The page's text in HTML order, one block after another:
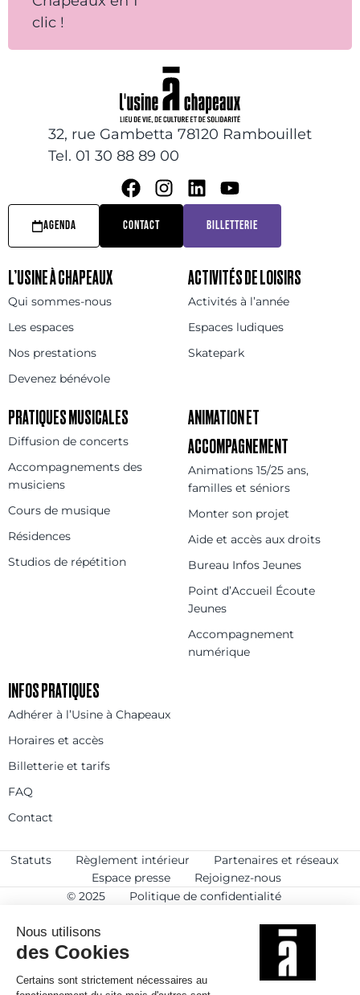
clic !
32, rue Gambetta 78120 Rambouillet
Tel. 01 30 88 89 00
AGENDA CONTACT BILLETTERIE
L’USINE À CHAPEAUX
Qui sommes-nous
Les espaces
Nos prestations
Devenez bénévole
ACTIVITÉS DE LOISIRS
Activités à l’année
Espaces ludiques
Skatepark
PRATIQUES MUSICALES
Diffusion de concerts
Accompagnements des
musiciens
Cours de musique
Résidences
Studios de répétition
ANIMATION ET
ACCOMPAGNEMENT
Animations 15/25 ans,
familles et séniors
Monter son projet
Aide et accès aux droits
Bureau Infos Jeunes
Point d’Accueil Écoute
Jeunes
Accompagnement
numérique
INFOS PRATIQUES
Adhérer à l’Usine à Chapeaux
Horaires et accès
Billetterie et tarifs
FAQ
Contact
Statuts Règlement intérieur
Partenaires et réseaux
Espace presse
Rejoignez-nous
© 2025
Politique de confidentialité